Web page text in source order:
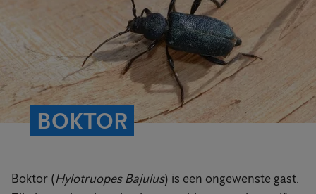
BOKTOR
Boktor (Hylotruopes Bajulus) is een ongewenste gast.